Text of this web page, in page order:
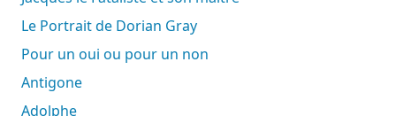
Le Portrait de Dorian Gray
Pour un oui ou pour un non
Antigone
Adolphe